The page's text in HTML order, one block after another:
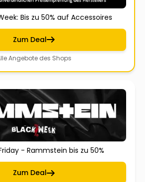
Bis zu 50% auf Accessoires
Zum Deal
Angebote des Shops
- Rammstein bis zu 50%
Zum Deal